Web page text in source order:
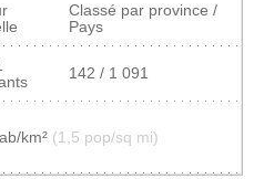
Classé par province /
Pays
142 / 1 091
km² (1,5 pop/sq mi)